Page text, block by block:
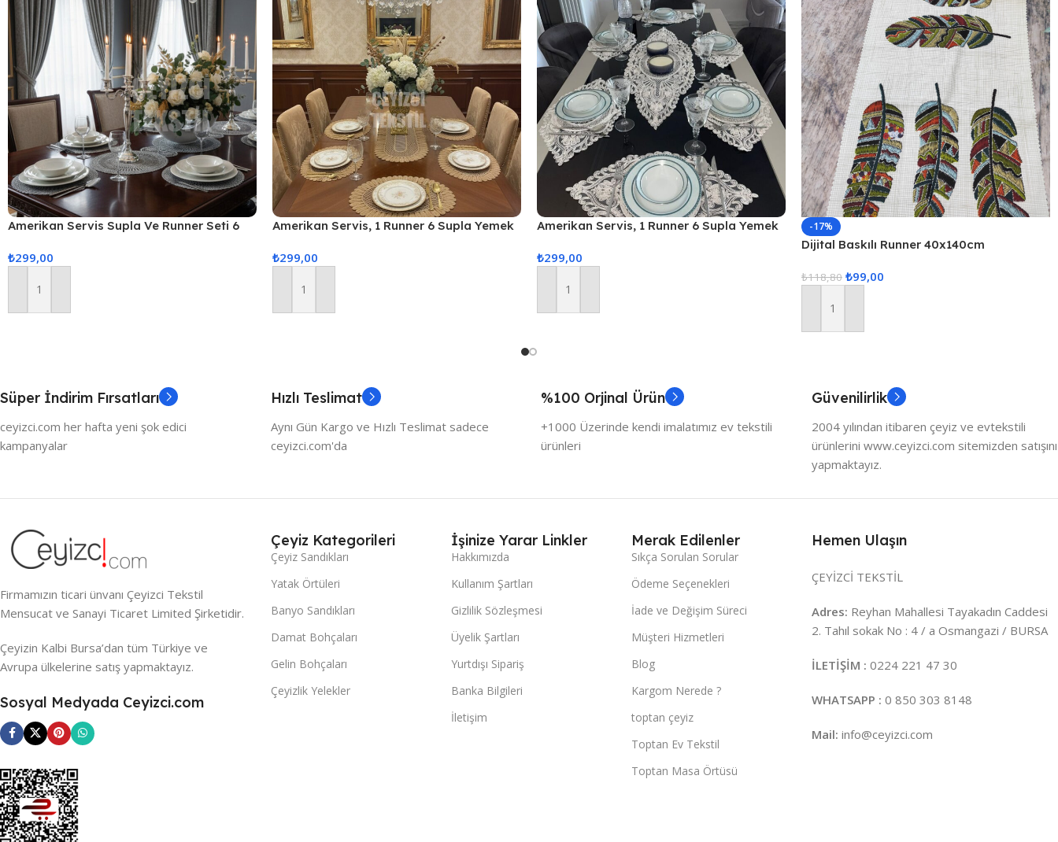
Amerikan Servis Supla Ve Runner Seti 6
₺299,00
Sepete Ekle
Amerikan Servis, 1 Runner 6 Supla Yemek
Sunum Seti
₺299,00
Sepete Ekle
Amerikan Servis, 1 Runner 6 Supla Yemek
Sunum Seti – Krem
₺299,00
Sepete Ekle
-17%
Dijital Baskılı Runner 40x140cm
₺118,80 ₺99,00
Sepete Ekle
Süper İndirim Fırsatları
ceyizci.com her hafta yeni şok edici
kampanyalar
Hızlı Teslimat
Aynı Gün Kargo ve Hızlı Teslimat sadece
ceyizci.com'da
%100 Orjinal Ürün
+1000 Üzerinde kendi imalatımız ev tekstili
ürünleri
Güvenilirlik
2004 yılından itibaren çeyiz ve evtekstili
ürünlerini www.ceyizci.com sitemizden satışını
yapmaktayız.
Firmamızın ticari ünvanı Çeyizci Tekstil
Mensucat ve Sanayi Ticaret Limited Şirketidir.
Çeyizin Kalbi Bursa’dan tüm Türkiye ve
Avrupa ülkelerine satış yapmaktayız.
Sosyal Medyada Ceyizci.com
Çeyiz Kategorileri
Çeyiz Sandıkları
Yatak Örtüleri
Banyo Sandıkları
Damat Bohçaları
Gelin Bohçaları
Çeyizlik Yelekler
İşinize Yarar Linkler
Hakkımızda
Kullanım Şartları
Gizlilik Sözleşmesi
Üyelik Şartları
Yurtdışı Sipariş
Banka Bilgileri
İletişim
Merak Edilenler
Sıkça Sorulan Sorular
Ödeme Seçenekleri
İade ve Değişim Süreci
Müşteri Hizmetleri
Blog
Kargom Nerede ?
toptan çeyiz
Toptan Ev Tekstil
Toptan Masa Örtüsü
Hemen Ulaşın
ÇEYİZCİ TEKSTİL
Adres: Reyhan Mahallesi Tayakadın Caddesi
2. Tahıl sokak No : 4 / a Osmangazi / BURSA
İLETİŞİM : 0224 221 47 30
WHATSAPP : 0 850 303 8148
Mail: info@ceyizci.com